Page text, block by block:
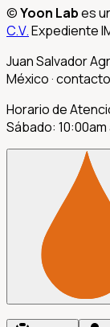
©Yoon Labes
C.V.Expediente
Juan Salvador
México·
Horario de
Sábado: